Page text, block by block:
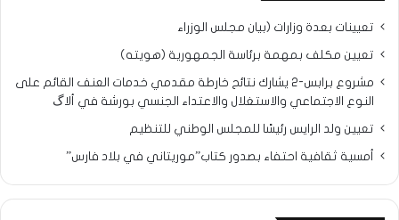
تعيينات بعدة وزارات (بيان مجلس الوزراء
تعيين مكلف بمهمة برئاسة الجمهورية (هويته)
مشروع برابس-2 يشارك نتائح خارطة مقدمي خدمات العنف القائم على
النوع الاجتماعي والاستغلال والاعتداء الجنسي بورشة في ألاگ
تعيين ولد الرايس رئيسًا للمجلس الوطني للتنظيم
أمسية ثقافية احتفاء بصدور كتاب”موريتاني في بلاد فارس”